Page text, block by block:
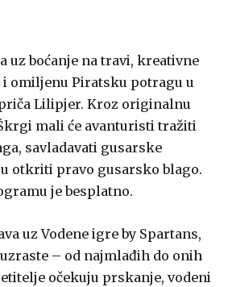
uz boćanje na travi, kreativne
i omiljenu Piratsku potragu u
Lilipjer. Kroz originalnu
mali će avanturisti tražiti
savladavati gusarske
otkriti pravo gusarsko blago.
je besplatno.
uz Vodene igre by Spartans,
– od najmlađih do onih
očekuju prskanje, vodeni